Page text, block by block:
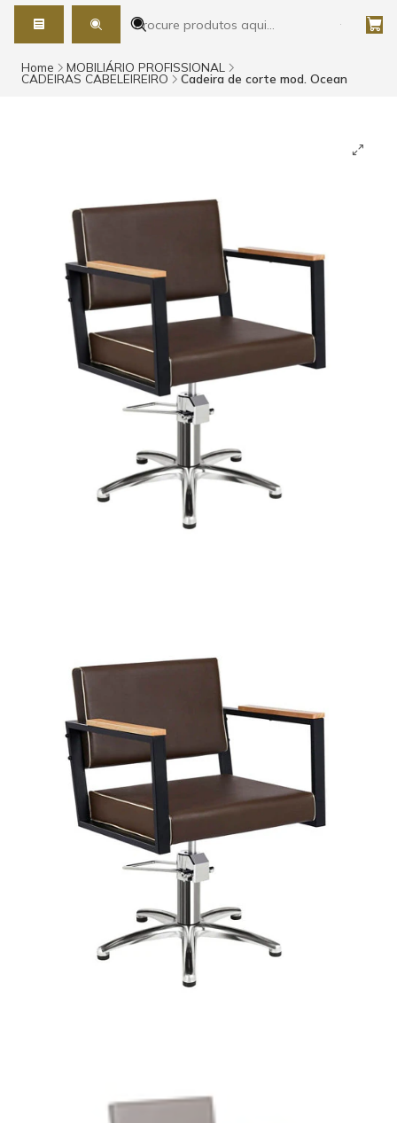
Home MOBILIÁRIO PROFISSIONAL
CADEIRAS CABELEIREIRO Cadeira de corte mod. Ocean